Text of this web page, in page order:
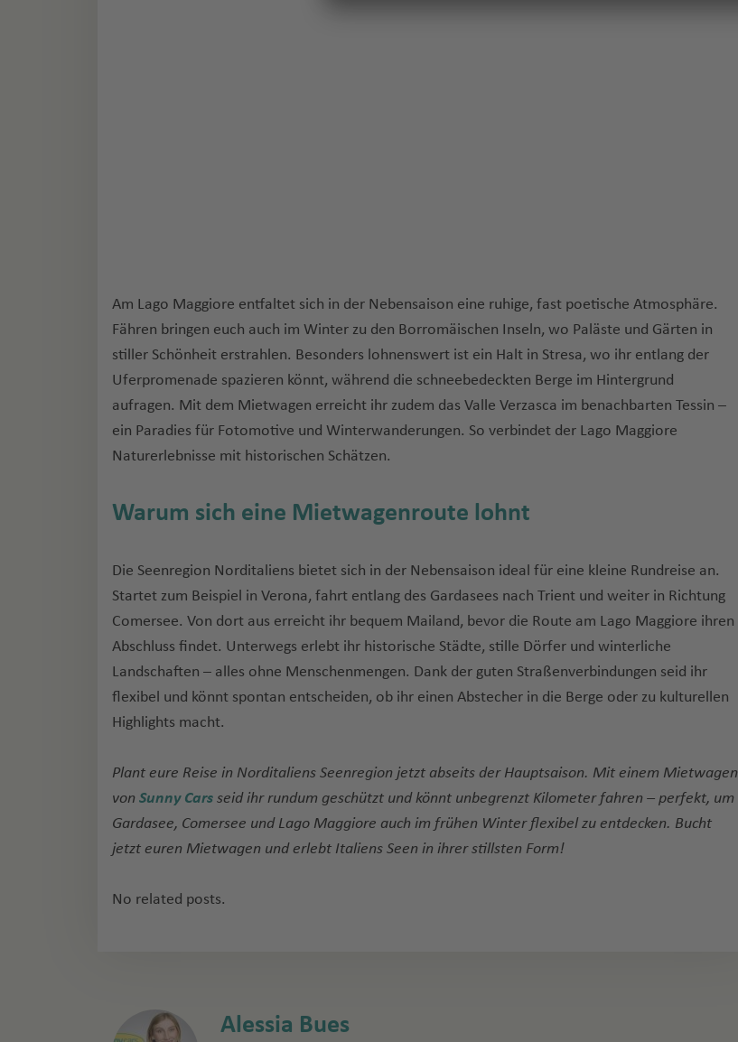
Am Lago Maggiore entfaltet sich in der Nebensaison eine ruhige, fast poetische Atmosphäre.
Fähren bringen euch auch im Winter zu den Borromäischen Inseln, wo Paläste und Gärten in
stiller Schönheit erstrahlen. Besonders lohnenswert ist ein Halt in Stresa, wo ihr entlang der
Uferpromenade spazieren könnt, während die schneebedeckten Berge im Hintergrund
aufragen. Mit dem Mietwagen erreicht ihr zudem das Valle Verzasca im benachbarten Tessin –
ein Paradies für Fotomotive und Winterwanderungen. So verbindet der Lago Maggiore
Naturerlebnisse mit historischen Schätzen.
Warum sich eine Mietwagenroute lohnt
Die Seenregion Norditaliens bietet sich in der Nebensaison ideal für eine kleine Rundreise an.
Startet zum Beispiel in Verona, fahrt entlang des Gardasees nach Trient und weiter in Richtung
Comersee. Von dort aus erreicht ihr bequem Mailand, bevor die Route am Lago Maggiore ihren
Abschluss findet. Unterwegs erlebt ihr historische Städte, stille Dörfer und winterliche
Landschaften – alles ohne Menschenmengen. Dank der guten Straßenverbindungen seid ihr
flexibel und könnt spontan entscheiden, ob ihr einen Abstecher in die Berge oder zu kulturellen
Highlights macht.
Plant eure Reise in Norditaliens Seenregion jetzt abseits der Hauptsaison. Mit einem Mietwagen
von Sunny Cars seid ihr rundum geschützt und könnt unbegrenzt Kilometer fahren – perfekt, um
Gardasee, Comersee und Lago Maggiore auch im frühen Winter flexibel zu entdecken. Bucht
jetzt euren Mietwagen und erlebt Italiens Seen in ihrer stillsten Form!
No related posts.
Alessia Bues